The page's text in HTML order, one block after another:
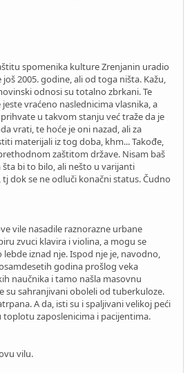
spomenika kulture Zrenjanin uradio
2005. godine, ali od toga ništa. Kažu,
odnosi su totalno zbrkani. Te
vraćeno naslednicima vlasnika, a
u takvom stanju već traže da je
vrati, te hoće je oni nazad, ali za
materijali iz tog doba, khm... Takođe,
zaštitom države. Nisam baš
bi to bilo, ali nešto u varijanti
dok se ne odluči konačni status. Čudno
vile nasadile raznorazne urbane
zvuci klavira i violina, a mogu se
iznad nje. Ispod nje je, navodno,
godina prošlog veka
naučnika i tamo našla masovnu
su sahranjivani oboleli od tuberkuloze.
A da, isti su i spaljivani velikoj peći
zaposlenicima i pacijentima.
vilu.